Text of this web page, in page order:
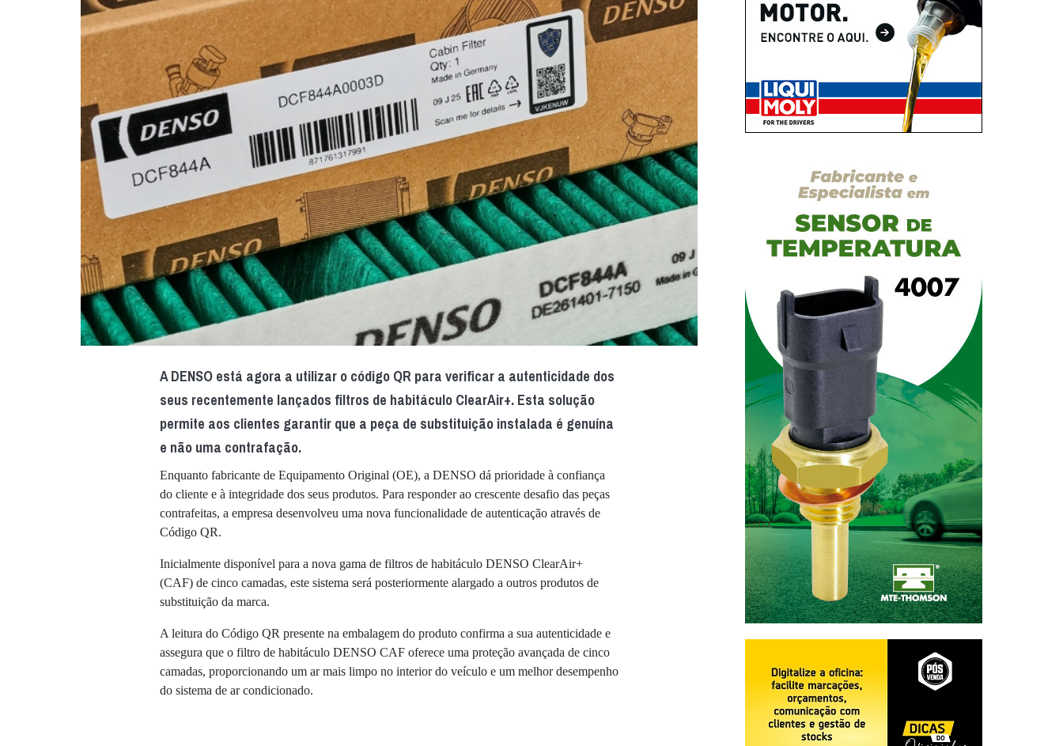
A DENSO está agora a utilizar o código QR para verificar a autenticidade dos
seus recentemente lançados filtros de habitáculo ClearAir+. Esta solução
permite aos clientes garantir que a peça de substituição instalada é genuína
e não uma contrafação.
Enquanto fabricante de Equipamento Original (OE), a DENSO dá prioridade à confiança
do cliente e à integridade dos seus produtos. Para responder ao crescente desafio das peças
contrafeitas, a empresa desenvolveu uma nova funcionalidade de autenticação através de
Código QR.
Inicialmente disponível para a nova gama de filtros de habitáculo DENSO ClearAir+
(CAF) de cinco camadas, este sistema será posteriormente alargado a outros produtos de
substituição da marca.
A leitura do Código QR presente na embalagem do produto confirma a sua autenticidade e
assegura que o filtro de habitáculo DENSO CAF oferece uma proteção avançada de cinco
camadas, proporcionando um ar mais limpo no interior do veículo e um melhor desempenho
do sistema de ar condicionado.